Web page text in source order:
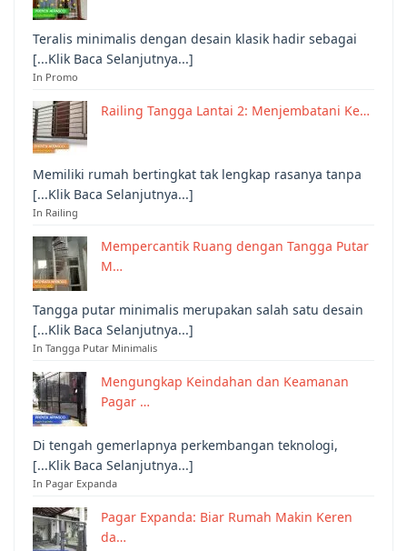
Teralis minimalis dengan desain klasik hadir sebagai
[...Klik Baca Selanjutnya...]
In Promo
Railing Tangga Lantai 2: Menjembatani Ke…
Memiliki rumah bertingkat tak lengkap rasanya tanpa
[...Klik Baca Selanjutnya...]
In Railing
Mempercantik Ruang dengan Tangga Putar
M…
Tangga putar minimalis merupakan salah satu desain
[...Klik Baca Selanjutnya...]
In Tangga Putar Minimalis
Mengungkap Keindahan dan Keamanan
Pagar …
Di tengah gemerlapnya perkembangan teknologi,
[...Klik Baca Selanjutnya...]
In Pagar Expanda
Pagar Expanda: Biar Rumah Makin Keren
da…